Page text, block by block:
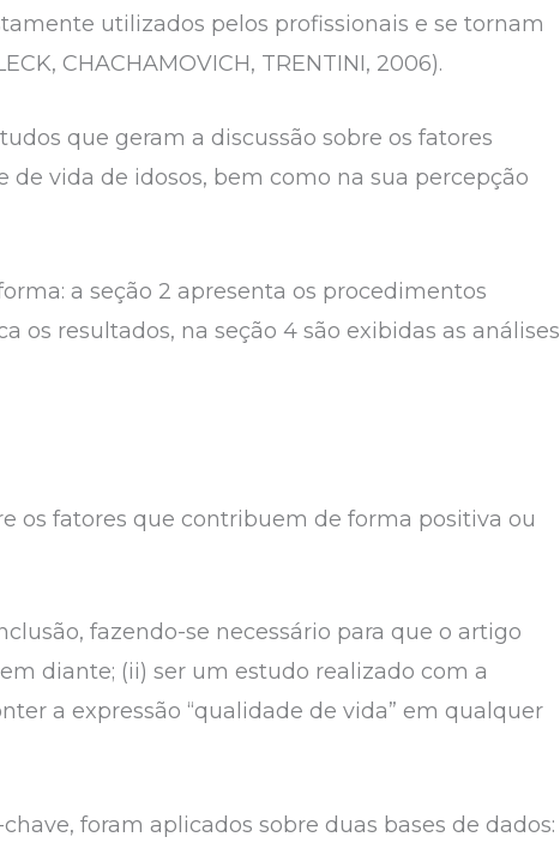
utilizados pelos profissionais e se tornam
CHACHAMOVICH, TRENTINI, 2006).
que geram a discussão sobre os fatores
vida de idosos, bem como na sua percepção
a seção 2 apresenta os procedimentos
os resultados, na seção 4 são exibidas as análises
os fatores que contribuem de forma positiva ou
fazendo-se necessário para que o artigo
diante; (ii) ser um estudo realizado com a
a expressão “qualidade de vida” em qualquer
foram aplicados sobre duas bases de dados: